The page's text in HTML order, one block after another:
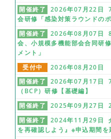
開催終了
2026年07月22日
会研修「感染対策ラウンドの
開催終了
2026年08月07日
会、小規模多機能部会合同研
メント」
受付中
2026年08月20日
開催終了
2026年07月17日
（BCP）研修【基礎編】
開催終了
2025年09月27日
開催終了
2024年11月29日
を再確認しよう』※申込期間を